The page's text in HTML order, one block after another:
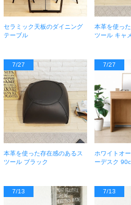
セラミック天板のダイニング
テーブル
本革を使っ
ツール キャ
7/27
本革を使った存在感のあるス
ツール ブラック
7/27
ホワイトオ
ーデスク
7/13 7/13